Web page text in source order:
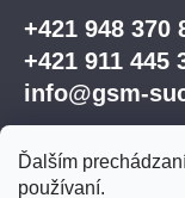
Ďalším
používaní.
+421 948 370
+421 911 445
info@gsm-